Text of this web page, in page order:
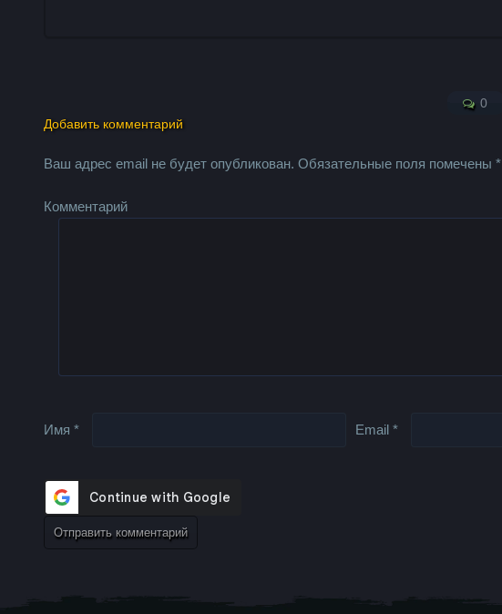
0
Добавить комментарий
Ваш адрес email не будет опубликован. Обязательные поля помечены*
Комментарий
Имя* Email*